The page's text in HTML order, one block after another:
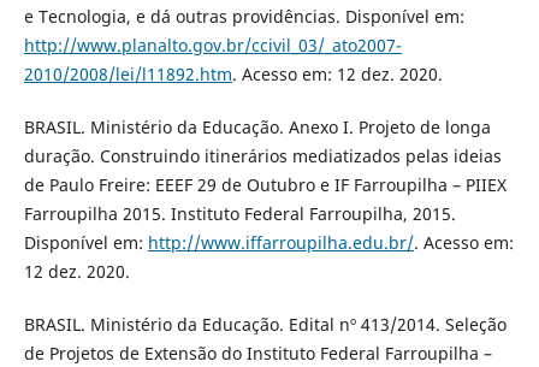
e Tecnologia, e dá outras providências. Disponível em:
http://www.planalto.gov.br/ccivil_03/_ato2007-
2010/2008/lei/l11892.htm. Acesso em: 12 dez. 2020.
BRASIL. Ministério da Educação. Anexo I. Projeto de longa
duração. Construindo itinerários mediatizados pelas ideias
de Paulo Freire: EEEF 29 de Outubro e IF Farroupilha – PIIEX
Farroupilha 2015. Instituto Federal Farroupilha, 2015.
Disponível em: http://www.iffarroupilha.edu.br/. Acesso em:
12 dez. 2020.
BRASIL. Ministério da Educação. Edital nº 413/2014. Seleção
de Projetos de Extensão do Instituto Federal Farroupilha –